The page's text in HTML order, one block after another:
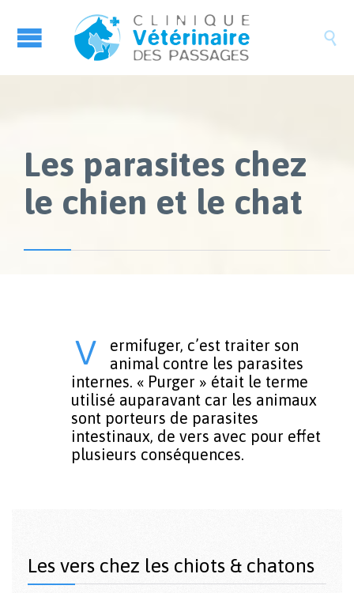

Les parasites chez
le chien et le chat
V
ermifuger, c’est traiter son
animal contre les parasites
internes. « Purger » était le terme
utilisé auparavant car les animaux
sont porteurs de parasites
intestinaux, de vers avec pour effet
plusieurs conséquences.
Les vers chez les chiots & chatons